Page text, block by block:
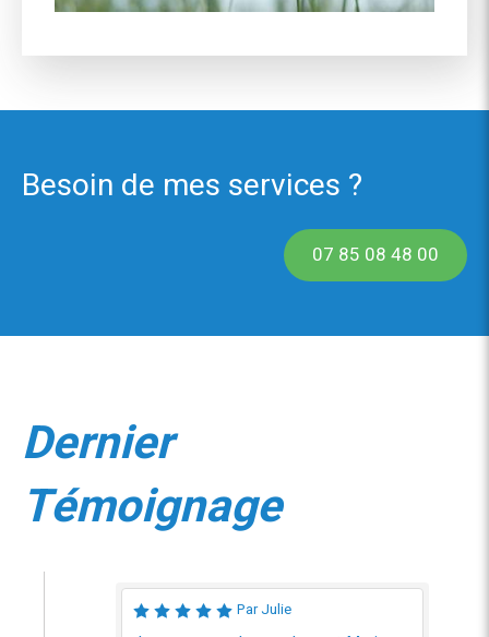
Besoin de mes services ?
07 85 08 48 00
Dernier
Témoignage
Par Julie